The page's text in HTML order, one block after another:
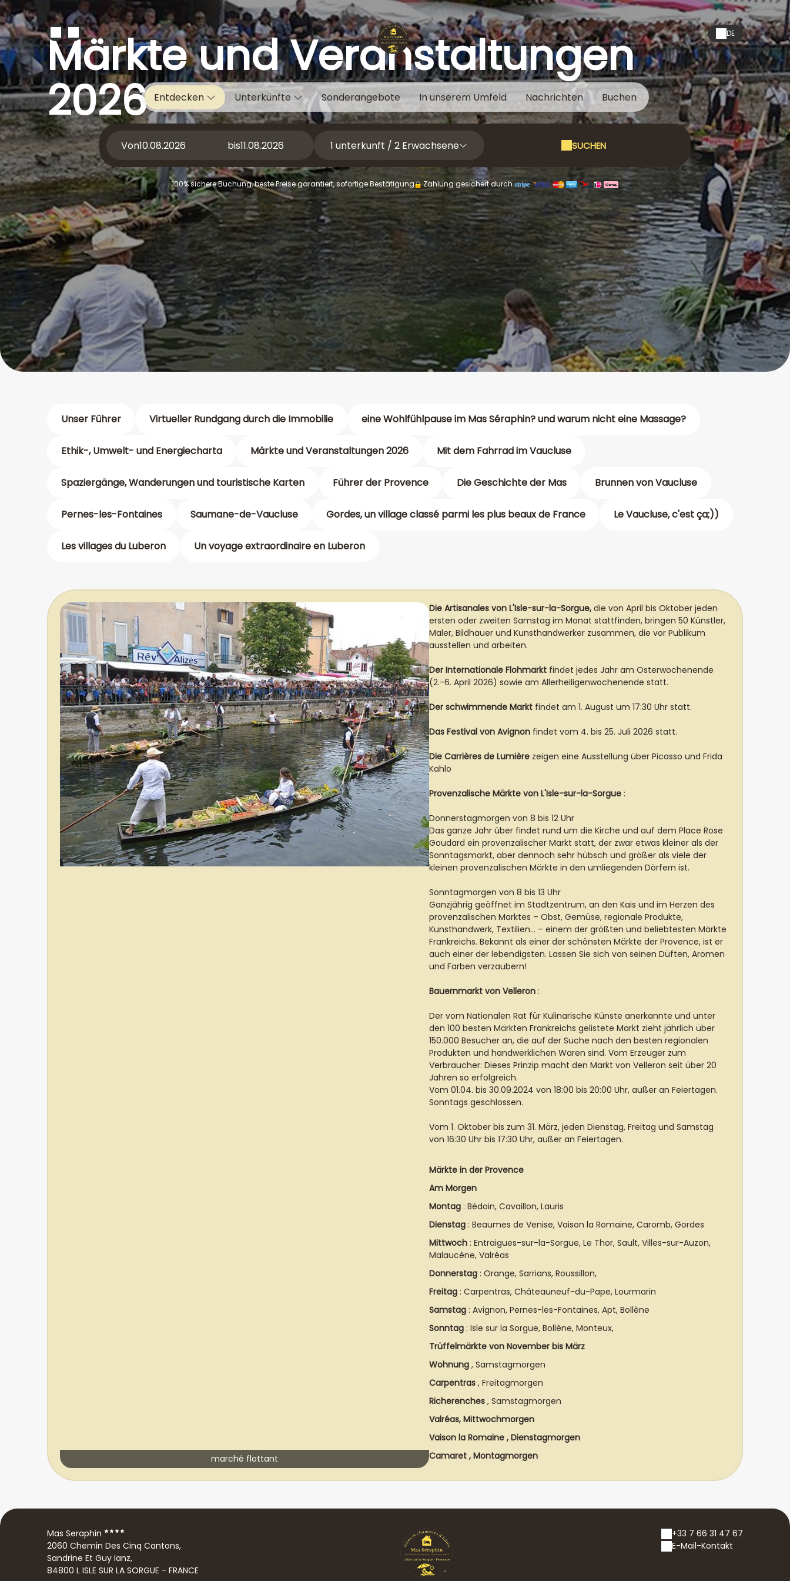
DE
Entdecken Unterkünfte Sonderangebote In unserem Umfeld Nachrichten Buchen
Märkte und Veranstaltungen
2026
Von bis 1unterkunft /2 Erwachsene SUCHEN
100% sichere Buchung, beste Preise garantiert, sofortige Bestätigung Zahlung gesichert durch
Unser Führer Virtueller Rundgang durch die Immobilie eine Wohlfühlpause im Mas Séraphin? und warum nicht eine Massage?
Ethik-, Umwelt- und Energiecharta Märkte und Veranstaltungen 2026 Mit dem Fahrrad im Vaucluse
Spaziergänge, Wanderungen und touristische Karten Führer der Provence Die Geschichte der Mas Brunnen von Vaucluse
Pernes-les-Fontaines Saumane-de-Vaucluse Gordes, un village classé parmi les plus beaux de France Le Vaucluse, c'est ça;))
Les villages du Luberon Un voyage extraordinaire en Luberon
marché flottant
Die Artisanales von L'Isle-sur-la-Sorgue, die von April bis Oktober jeden
ersten oder zweiten Samstag im Monat stattfinden, bringen 50 Künstler,
Maler, Bildhauer und Kunsthandwerker zusammen, die vor Publikum
ausstellen und arbeiten.
Der Internationale Flohmarkt findet jedes Jahr am Osterwochenende
(2.-6. April 2026) sowie am Allerheiligenwochenende statt.
Der schwimmende Markt findet am 1. August um 17:30 Uhr statt.
Das Festival von Avignon findet vom 4. bis 25. Juli 2026 statt.
Die Carrières de Lumière zeigen eine Ausstellung über Picasso und Frida
Kahlo
Provenzalische Märkte von L'Isle-sur-la-Sorgue :
Donnerstagmorgen von 8 bis 12 Uhr
Das ganze Jahr über findet rund um die Kirche und auf dem Place Rose
Goudard ein provenzalischer Markt statt, der zwar etwas kleiner als der
Sonntagsmarkt, aber dennoch sehr hübsch und größer als viele der
kleinen provenzalischen Märkte in den umliegenden Dörfern ist.
Sonntagmorgen von 8 bis 13 Uhr
Ganzjährig geöffnet im Stadtzentrum, an den Kais und im Herzen des
provenzalischen Marktes – Obst, Gemüse, regionale Produkte,
Kunsthandwerk, Textilien… – einem der größten und beliebtesten Märkte
Frankreichs. Bekannt als einer der schönsten Märkte der Provence, ist er
auch einer der lebendigsten. Lassen Sie sich von seinen Düften, Aromen
und Farben verzaubern!
Bauernmarkt von Velleron :
Der vom Nationalen Rat für Kulinarische Künste anerkannte und unter
den 100 besten Märkten Frankreichs gelistete Markt zieht jährlich über
150.000 Besucher an, die auf der Suche nach den besten regionalen
Produkten und handwerklichen Waren sind. Vom Erzeuger zum
Verbraucher: Dieses Prinzip macht den Markt von Velleron seit über 20
Jahren so erfolgreich.
Vom 01.04. bis 30.09.2024 von 18:00 bis 20:00 Uhr, außer an Feiertagen.
Sonntags geschlossen.
Vom 1. Oktober bis zum 31. März, jeden Dienstag, Freitag und Samstag
von 16:30 Uhr bis 17:30 Uhr, außer an Feiertagen.
Märkte in der Provence
Am Morgen
Montag : Bédoin, Cavaillon, Lauris
Dienstag : Beaumes de Venise, Vaison la Romaine, Caromb, Gordes
Mittwoch : Entraigues-sur-la-Sorgue, Le Thor, Sault, Villes-sur-Auzon,
Malaucène, Valréas
Donnerstag : Orange, Sarrians, Roussillon,
Freitag : Carpentras, Châteauneuf-du-Pape, Lourmarin
Samstag : Avignon, Pernes-les-Fontaines, Apt, Bollène
Sonntag : Isle sur la Sorgue, Bollène, Monteux,
Trüffelmärkte von November bis März
Wohnung , Samstagmorgen
Carpentras , Freitagmorgen
Richerenches , Samstagmorgen
Valréas, Mittwochmorgen
Vaison la Romaine , Dienstagmorgen
Camaret , Montagmorgen
Mas Seraphin
2060 Chemin Des Cinq Cantons,
Sandrine Et Guy Ianz,
84800 L ISLE SUR LA SORGUE - FRANCE
+33 7 66 31 47 67
E-Mail-Kontakt